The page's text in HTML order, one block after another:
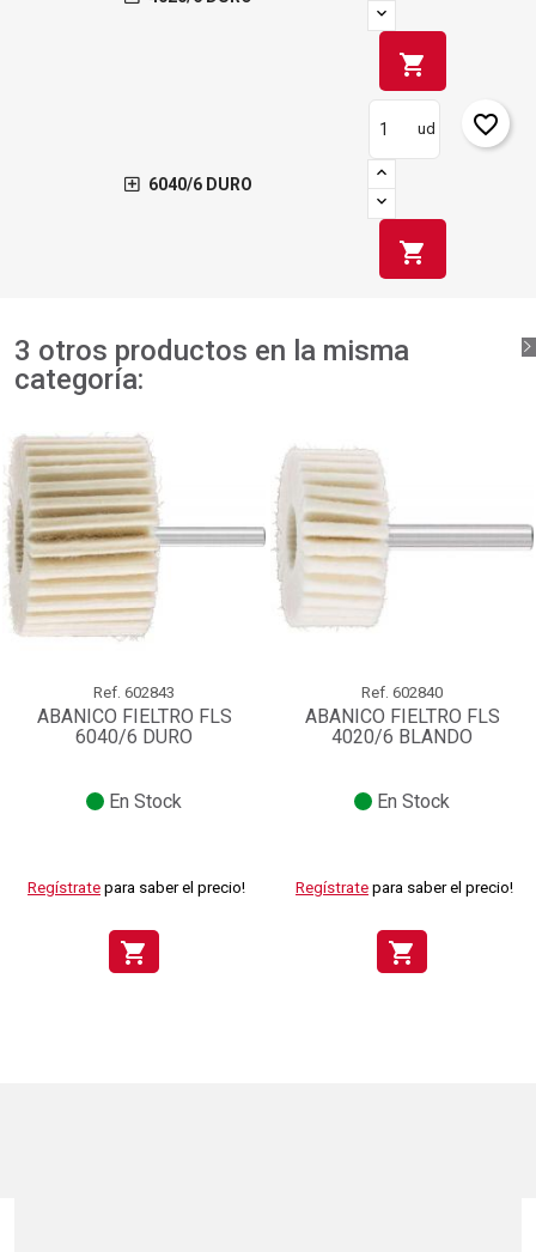
shopping_cart
6040/6 DURO
ud
shopping_cart
favorite_border
3 otros productos en la misma
categoría:
Ref. 602843
ABANICO FIELTRO FLS
6040/6 DURO
En Stock
Regístrate para saber el precio!
shopping_cart
Ref. 602840
ABANICO FIELTRO FLS
4020/6 BLANDO
En Stock
Regístrate para saber el precio!
shopping_cart